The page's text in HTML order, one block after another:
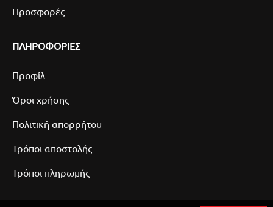
Προσφορές
ΠΛΗΡΟΦΟΡΙΕΣ
Προφίλ
Όροι χρήσης
Πολιτική απορρήτου
Τρόποι αποστολής
Τρόποι πληρωμής